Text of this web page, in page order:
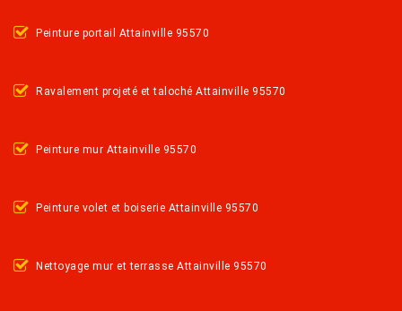
Peinture portail Attainville 95570
Ravalement projeté et taloché Attainville 95570
Peinture mur Attainville 95570
Peinture volet et boiserie Attainville 95570
Nettoyage mur et terrasse Attainville 95570